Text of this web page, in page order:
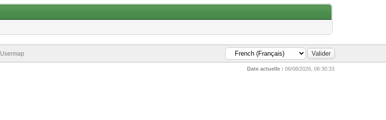
Usermap
Date actuelle : 06/08/2026, 06:30:33